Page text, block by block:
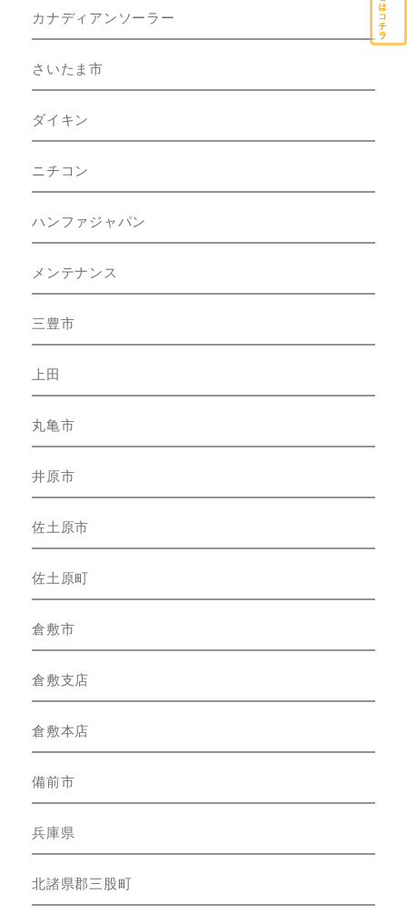
カナディアンソーラー
さいたま市
ダイキン
ニチコン
ハンファジャパン
メンテナンス
三豊市
上田
丸亀市
井原市
佐土原市
佐土原町
倉敷市
倉敷支店
倉敷本店
備前市
兵庫県
北諸県郡三股町